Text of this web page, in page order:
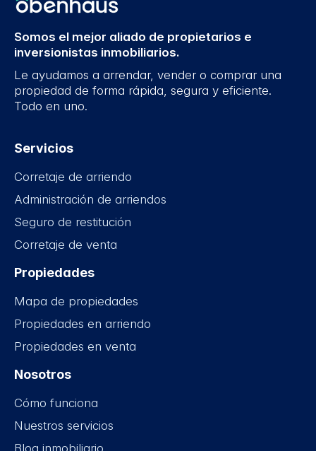
Somos el mejor aliado de propietarios e
inversionistas inmobiliarios.
Le ayudamos a arrendar, vender o comprar una
propiedad de forma rápida, segura y eficiente.
Todo en uno.
Servicios
Corretaje de arriendo
Administración de arriendos
Seguro de restitución
Corretaje de venta
Propiedades
Mapa de propiedades
Propiedades en arriendo
Propiedades en venta
Nosotros
Cómo funciona
Nuestros servicios